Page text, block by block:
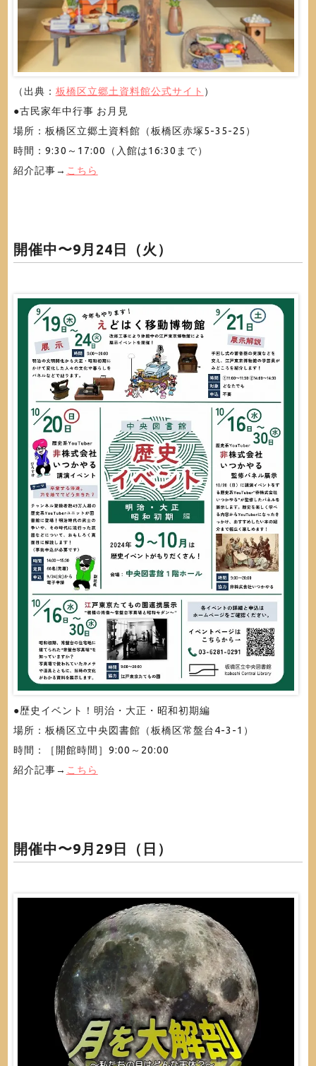
（出典： 板橋区立郷土資料館公式サイト ）
●古民家年中行事 お月見
場所：板橋区立郷土資料館（板橋区赤塚5-35-25）
時間：9:30～17:00（入館は16:30まで）
紹介記事→ こちら
開催中〜9月24日（火）
●歴史イベント！明治・大正・昭和初期編
場所：板橋区立中央図書館（板橋区常盤台4-3-1）
時間：［開館時間］9:00～20:00
紹介記事→ こちら
開催中〜9月29日（日）